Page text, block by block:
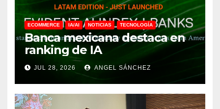
ECOMMERCE IA/AI NOTICIAS TECNOLOGÍA
Banca mexicana destaca en
ranking de IA
JUL 28, 2026 ANGEL SÁNCHEZ